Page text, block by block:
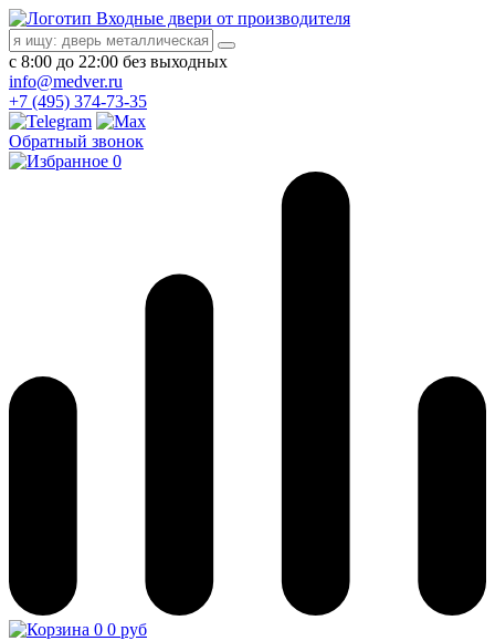
Входные двери от производителя
с 8:00 до 22:00 без выходных
info@medver.ru
+7 (495) 374-73-35
Обратный звонок
0
0 0 руб